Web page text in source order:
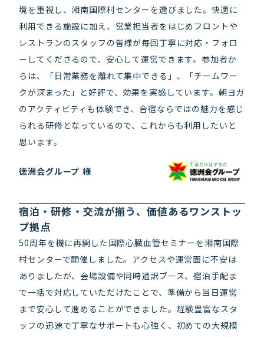
境を重視し、湘南国際村センターを選びました。快適に
利用できる施設に加え、営業担当者をはじめフロントや
レストランのスタッフの皆様が毎回丁寧に対応・フォロ
ーしてくださるので、安心して運営できます。参加者か
らは、「日常業務を離れて集中できる」、「チームワー
クが深まった」と好評で、効果を実感しています。朝ヨガ
のアクティビティも体験でき、合宿ならではの魅力を感じ
られる研修となっているので、これからも利用したいと
思います。
徳洲会グループ 様
宿泊・研修・交流が揃う、価値あるワンストッ
プ拠点
50周年を機に再開した国際心臓血管セミナーを湘南国際
村センターで開催しました。アクセスや運営面に不安は
ありましたが、会場設備や同時通訳ブース、宿泊手配ま
で一括で対応していただけたことで、準備から当日運営
まで安心して進めることができました。経験豊富なスタ
ッフの迅速で丁寧なサポートも心強く、初めての大規模